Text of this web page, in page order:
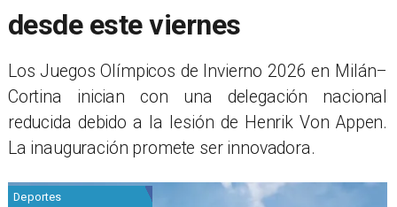
desde este viernes
Los Juegos Olímpicos de Invierno 2026 en Milán–
Cortina inician con una delegación nacional
reducida debido a la lesión de Henrik Von Appen.
La inauguración promete ser innovadora.
Deportes